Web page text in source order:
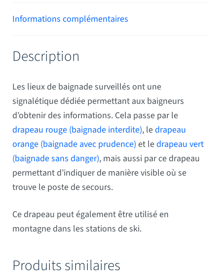
Informations complémentaires
Description
Les lieux de baignade surveillés ont une
signalétique dédiée permettant aux baigneurs
d’obtenir des informations. Cela passe par le
drapeau rouge (baignade interdite), ledrapeau
orange (baignade avec prudence) et ledrapeau vert
(baignade sans danger), mais aussi par ce drapeau
permettant d’indiquer de manière visible où se
trouve le poste de secours.
Ce drapeau peut également être utilisé en
montagne dans les stations de ski.
Produits similaires